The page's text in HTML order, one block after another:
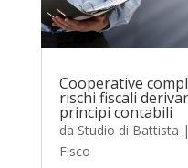
Cooperative
rischi fiscali
principi contabili
da Studio di Battista |
Fisco